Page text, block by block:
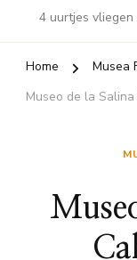
4 uurtjes
Home
Musea
Museo de la